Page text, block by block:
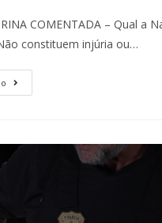
COMENTADA – Qual
constituem injúria ou…